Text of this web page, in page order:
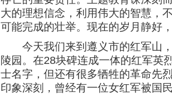
大的理想信念，利用伟大的智慧，
可能完成的壮举。现在的岁月静好
今天我们来到遵义市的红军山，
陵园。在28块碑连成一体的红军英
士名字，但还有很多牺牲的革命先
印象深刻，曾经有一位女红军被国